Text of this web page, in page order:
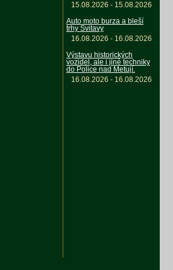
15.08.2026 - 15.08.2026
Auto moto burza a bleší
trhy Svitavy
16.08.2026 - 16.08.2026
Výstavu historických
vozidel, ale i jiné techniky
do Police nad Metují.
16.08.2026 - 16.08.2026